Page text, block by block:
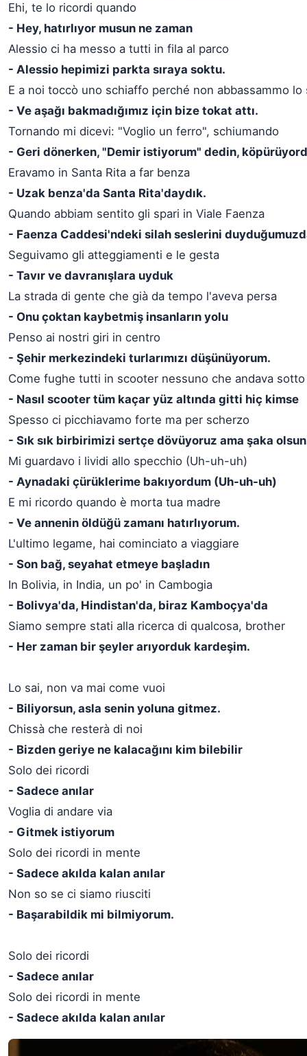
Ehi, te lo ricordi quando
- Hey, hatırlıyor musun ne zaman
Alessio ci ha messo a tutti in fila al parco
- Alessio hepimizi parkta sıraya soktu.
E a noi toccò uno schiaffo perché non abbassammo lo
- Ve aşağı bakmadığımız için bize tokat attı.
Tornando mi dicevi: "Voglio un ferro", schiumando
- Geri dönerken, "Demir istiyorum" dedin,
Eravamo in Santa Rita a far benza
- Uzak benza'da Santa Rita'daydık.
Quando abbiam sentito gli spari in Viale Faenza
- Faenza Caddesi'ndeki silah seslerini
Seguivamo gli atteggiamenti e le gesta
- Tavır ve davranışlara uyduk
La strada di gente che già da tempo l'aveva persa
- Onu çoktan kaybetmiş insanların yolu
Penso ai nostri giri in centro
- Şehir merkezindeki turlarımızı düşünüyorum.
Come fughe tutti in scooter nessuno che andava
- Nasıl scooter tüm kaçar yüz altında gitti hiç kimse
Spesso ci picchiavamo forte ma per scherzo
- Sık sık birbirimizi sertçe dövüyoruz ama şaka
Mi guardavo i lividi allo specchio (Uh-uh-uh)
- Aynadaki çürüklerime bakıyordum (Uh-uh-uh)
E mi ricordo quando è morta tua madre
- Ve annenin öldüğü zamanı hatırlıyorum.
L'ultimo legame, hai cominciato a viaggiare
- Son bağ, seyahat etmeye başladın
In Bolivia, in India, un po' in Cambogia
- Bolivya'da, Hindistan'da, biraz Kamboçya'da
Siamo sempre stati alla ricerca di qualcosa, brother
- Her zaman bir şeyler arıyorduk kardeşim.
Lo sai, non va mai come vuoi
- Biliyorsun, asla senin yoluna gitmez.
Chissà che resterà di noi
- Bizden geriye ne kalacağını kim bilebilir
Solo dei ricordi
- Sadece anılar
Voglia di andare via
- Gitmek istiyorum
Solo dei ricordi in mente
- Sadece akılda kalan anılar
Non so se ci siamo riusciti
- Başarabildik mi bilmiyorum.
Solo dei ricordi
- Sadece anılar
Solo dei ricordi in mente
- Sadece akılda kalan anılar